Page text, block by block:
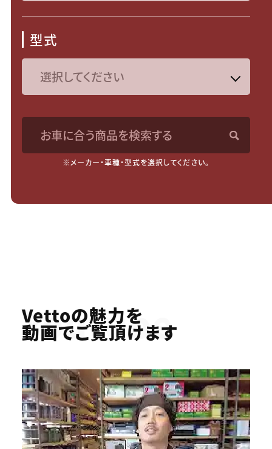
型式
お車に合う商品を検索する
※メーカー・車種・型式を選択してください。
Youtube
Vettoの魅力を
動画でご覧頂けます